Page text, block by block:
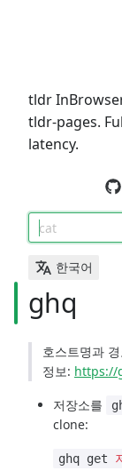
tldr
tldr-pages.
latency.
cat
한국어
ghq
호스트명과
정보: https://
저장소를
clone:
ghq get